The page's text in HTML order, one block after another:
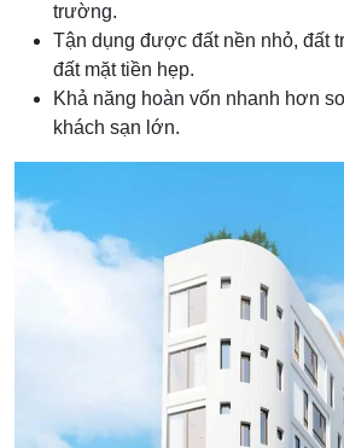
trường.
Tận dụng được đất nền nhỏ, đất
đất mặt tiền hẹp.
Khả năng hoàn vốn nhanh hơn
khách sạn lớn.